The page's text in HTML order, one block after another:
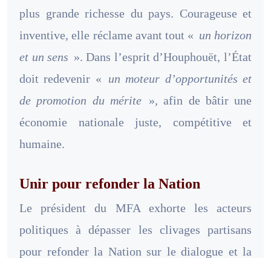
plus grande richesse du pays. Courageuse et
inventive, elle réclame avant tout « un horizon
et un sens ». Dans l’esprit d’Houphouët, l’État
doit redevenir « un moteur d’opportunités et
de promotion du mérite
», afin de bâtir une
économie nationale juste, compétitive et
humaine.
Unir pour refonder la Nation
Le président du MFA exhorte les acteurs
politiques à dépasser les clivages partisans
pour refonder la Nation sur le dialogue et la